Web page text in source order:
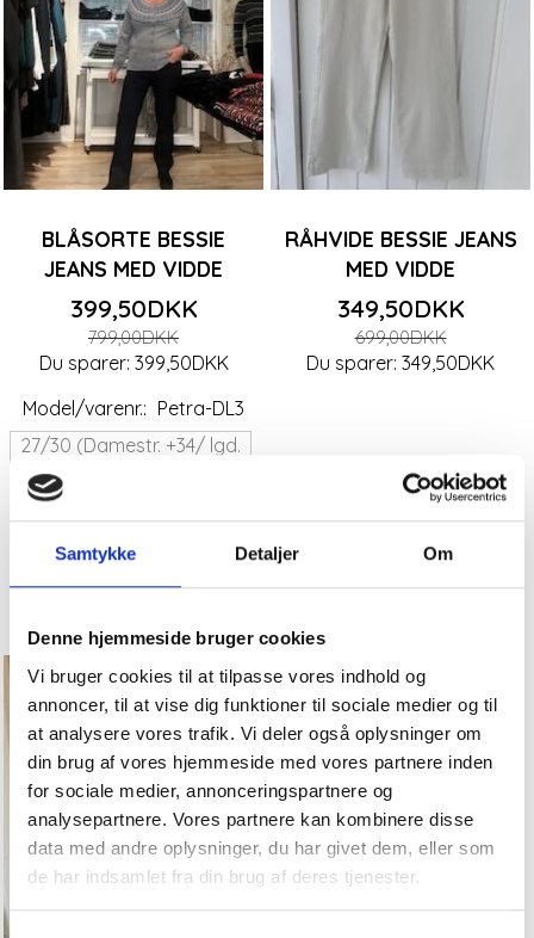
Samtykke Detaljer Om
Denne hjemmeside bruger cookies
Vi bruger cookies til at tilpasse vores indhold og
annoncer, til at vise dig funktioner til sociale medier og til
at analysere vores trafik. Vi deler også oplysninger om
din brug af vores hjemmeside med vores partnere inden
for sociale medier, annonceringspartnere og
analysepartnere. Vores partnere kan kombinere disse
data med andre oplysninger, du har givet dem, eller som
de har indsamlet fra din brug af deres tjenester.
BLÅSORTE BESSIE
JEANS MED VIDDE
399,50DKK
799,00DKK
Du sparer: 399,50DKK
Model/varenr.: Petra-DL3
27/30 (Damestr. +34/ lgd.
28/30 ( Damestr. 36/ lgd.
Se produktet
RÅHVIDE BESSIE JEANS
MED VIDDE
349,50DKK
699,00DKK
Du sparer: 349,50DKK
Model/varenr.: Lady- LT 26
27/32 (Damestr. 34+/lgd.
Se produktet
-50% Populær